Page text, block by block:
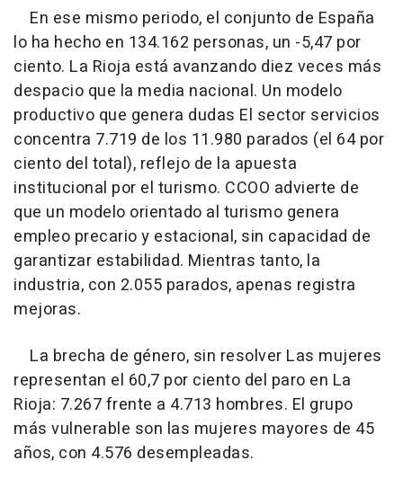
En ese mismo periodo, el conjunto de España
lo ha hecho en 134.162 personas, un -5,47 por
ciento. La Rioja está avanzando diez veces más
despacio que la media nacional. Un modelo
productivo que genera dudas El sector servicios
concentra 7.719 de los 11.980 parados (el 64 por
ciento del total), reflejo de la apuesta
institucional por el turismo. CCOO advierte de
que un modelo orientado al turismo genera
empleo precario y estacional, sin capacidad de
garantizar estabilidad. Mientras tanto, la
industria, con 2.055 parados, apenas registra
mejoras.
La brecha de género, sin resolver Las mujeres
representan el 60,7 por ciento del paro en La
Rioja: 7.267 frente a 4.713 hombres. El grupo
más vulnerable son las mujeres mayores de 45
años, con 4.576 desempleadas.